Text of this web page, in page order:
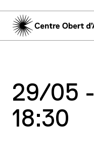
29/05 -
18:30